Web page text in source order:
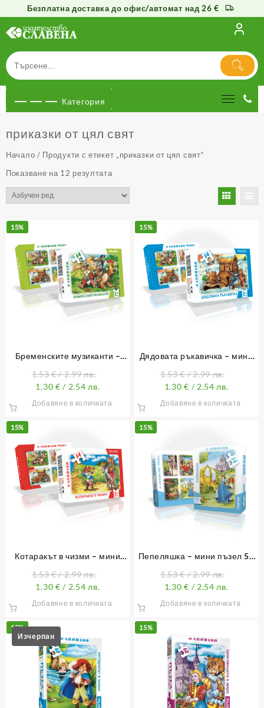
Безплатна доставка до офис/автомат над 26 €
съдържанието
Категория
приказки от цял свят
Начало / Продукти с етикет „приказки от цял свят“
Показване на 12 резултата
15%
Бременските музиканти –
1.53€/ 2.99 лв.
1.30 € / 2.54 лв.
Добавяне в количката
15%
Дядовата ръкавичка – мини
1.53€/ 2.99 лв.
1.30€ / 2.54 лв.
Добавяне в количката
15%
Котаракът в чизми – мини
1.53€/ 2.99 лв.
1.30 € / 2.54 лв.
Добавяне в количката
15%
Пепеляшка – мини пъзел 54
1.53€/ 2.99 лв.
1.30€ / 2.54 лв.
Добавяне в количката
15% 15%